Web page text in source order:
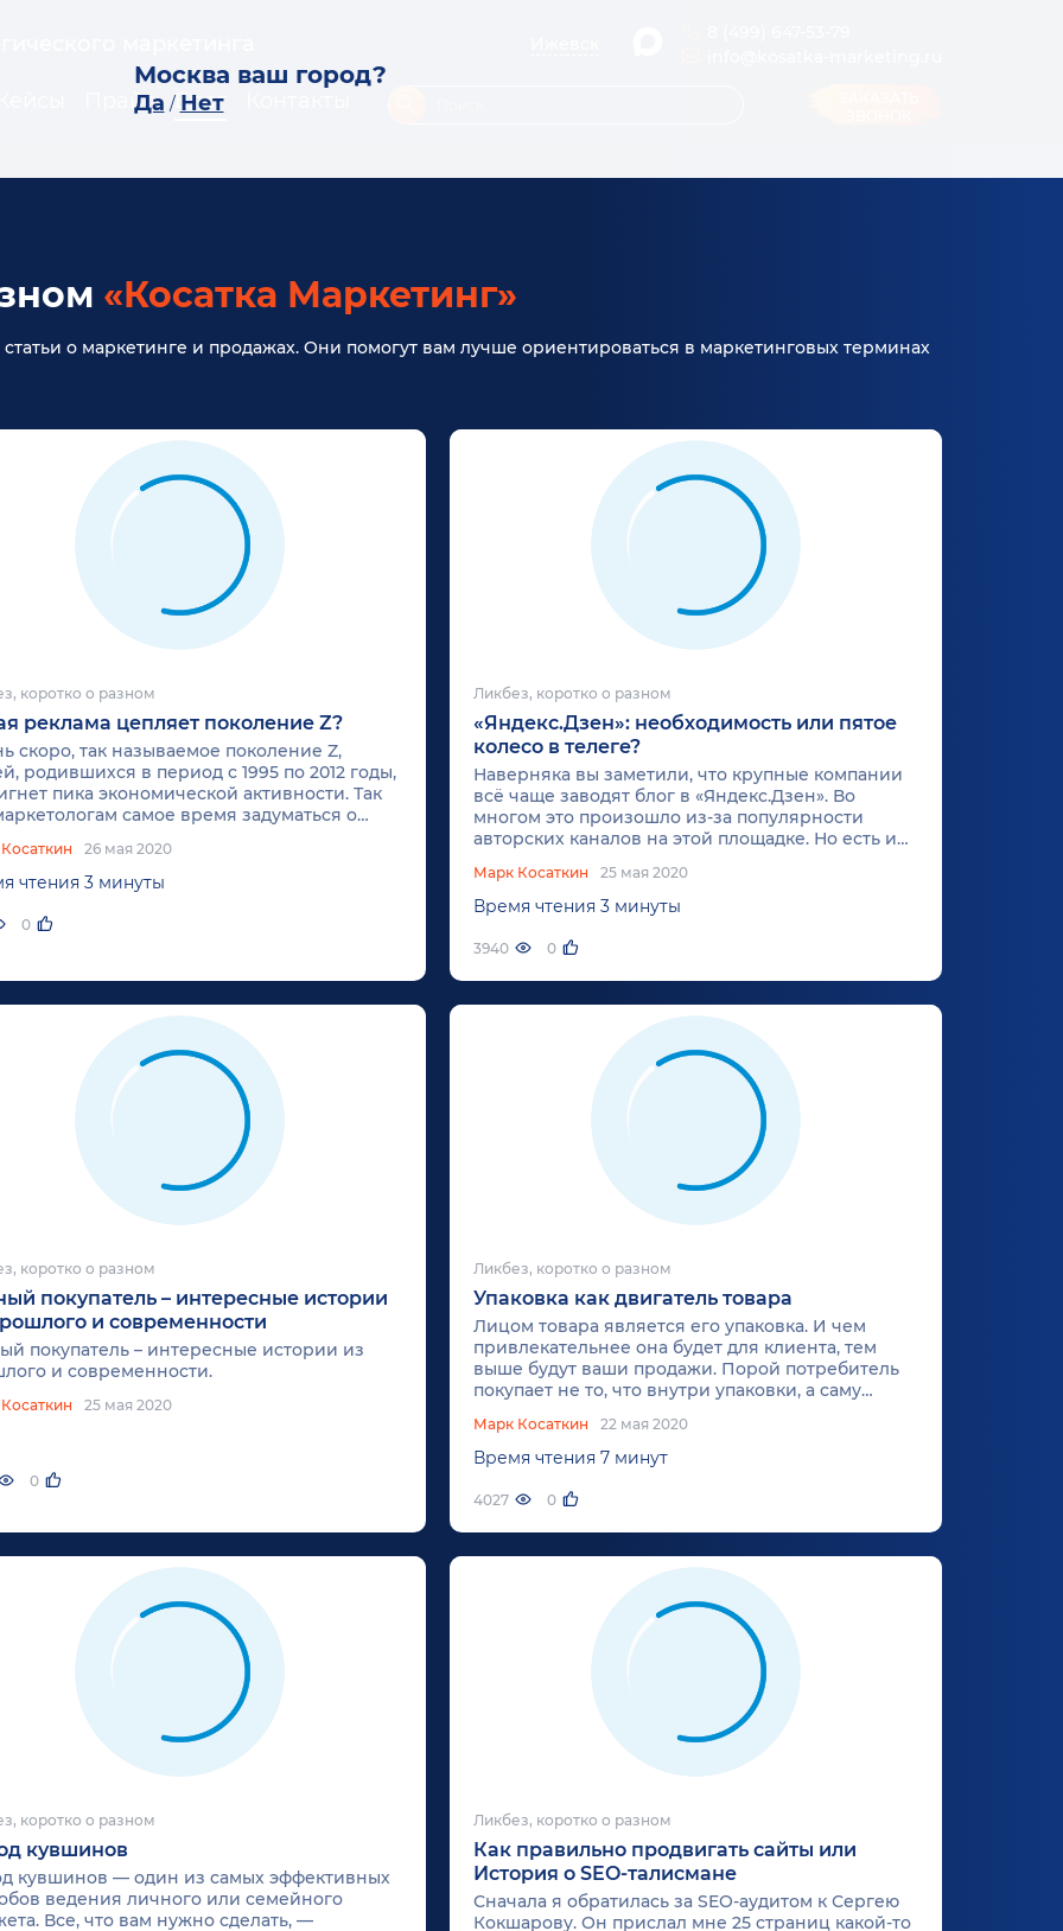
Москва ваш город?
Да / Нет
Прайс Блог
«Косатка Маркетинг»
о маркетинге и продажах. Они помогут вам лучше ориентироваться в маркетинговых терминах
коротко о разном
реклама цепляет поколение Z?
скоро, так называемое поколение Z,
родившихся в период с 1995 по 2012 годы,
пика экономической активности. Так
самое время задуматься о
телефоном в руке».
26 мая 2020
чтения 3 минуты
0
Ликбез, коротко о разном
«Яндекс.Дзен»: необходимость или пятое
колесо в телеге?
Наверняка вы заметили, что крупные компании
всё чаще заводят блог в «Яндекс.Дзен». Во
многом это произошло из-за популярности
авторских каналов на этой площадке. Но есть и
них и поговорим.
Марк Косаткин 25 мая 2020
Время чтения 3 минуты
3940 0
коротко о разном
покупатель – интересные истории
и современности
покупатель – интересные истории из
и современности.
25 мая 2020
0
Ликбез, коротко о разном
Упаковка как двигатель товара
Лицом товара является его упаковка. И чем
привлекательнее она будет для клиента, тем
выше будут ваши продажи. Порой потребитель
покупает не то, что внутри упаковки, а саму
стоитпровести SWOT-анализ
можете ли вы конкурировать на рынке.
Марк Косаткин 22 мая 2020
Время чтения 7 минут
4027 0
коротко о разном
кувшинов
кувшинов — один из самых эффективных
ведения личного или семейного
Все, что вам нужно сделать, —
Ликбез, коротко о разном
Как правильно продвигать сайты или
История о SEO-талисмане
Сначала я обратилась за SEO-аудитом к Сергею
Кокшарову. Он прислал мне 25 страниц какой-то